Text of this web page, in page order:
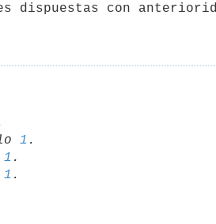
dispuestas con
1 .
1 .
1